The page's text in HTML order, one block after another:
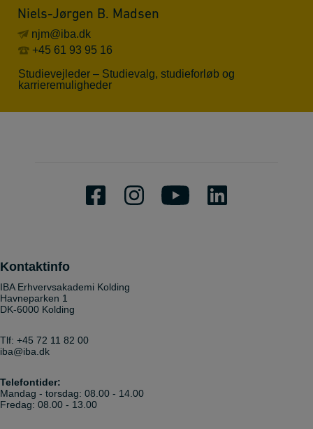
Niels-Jørgen B. Madsen
njm@iba.dk
+45 61 93 95 16
Studievejleder – Studievalg, studieforløb og
karrieremuligheder
Kontaktinfo
IBA Erhvervsakademi Kolding
Havneparken 1
DK-6000 Kolding
Tlf: +45 72 11 82 00
iba@iba.dk
Telefontider:
Mandag - torsdag: 08.00 - 14.00
Fredag: 08.00 - 13.00